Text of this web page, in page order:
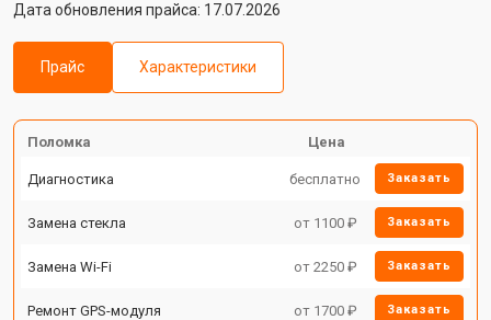
Дата обновления прайса: 17.07.2026
Прайс Характеристики
Поломка Цена
Диагностика бесплатно Заказать
Замена стекла от 1100 ₽ Заказать
Замена Wi-Fi от 2250 ₽ Заказать
Ремонт GPS-модуля от 1700 ₽ Заказать